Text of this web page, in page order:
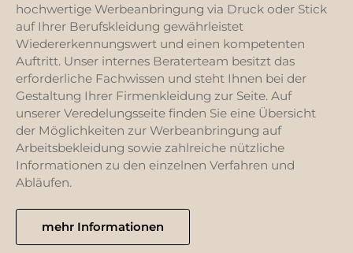
hochwertige Werbeanbringung via Druck oder Stick
auf Ihrer Berufskleidung gewährleistet
Wiedererkennungswert und einen kompetenten
Auftritt. Unser internes Beraterteam besitzt das
erforderliche Fachwissen und steht Ihnen bei der
Gestaltung Ihrer Firmenkleidung zur Seite. Auf
unserer Veredelungsseite finden Sie eine Übersicht
der Möglichkeiten zur Werbeanbringung auf
Arbeitsbekleidung sowie zahlreiche nützliche
Informationen zu den einzelnen Verfahren und
Abläufen.
mehr Informationen